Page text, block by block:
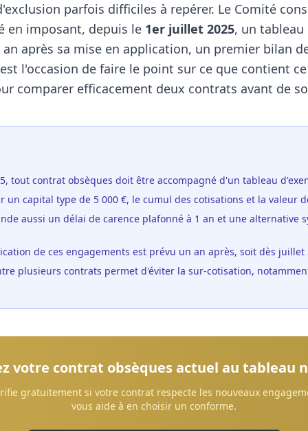
parfois difficiles à repérer. Le Comité
en imposant, depuis le 1er juillet 2025, un
après sa mise en application, un premier bilan
l'occasion de faire le point sur ce que contient
comparer efficacement deux contrats avant de
tout contrat obsèques doit être accompagné d'un tableau
un capital type de 5 000 €, le cumul des cotisations et la valeur
aussi un délai de carence plafonné à 1 an et une alternative
de ces engagements est prévu un an après, soit dès juillet
plusieurs contrats permet d'éviter la sur-cotisation,
votre contrat obsèques actuel au tableau
gratuitement si votre contrat respecte les nouveaux
vous aide à en choisir un conforme.